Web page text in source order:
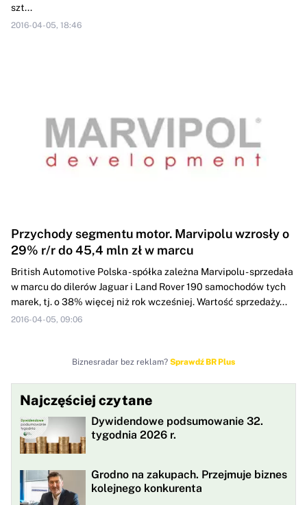
szt...
2016-04-05, 18:46
Przychody segmentu motor. Marvipolu wzrosły o
29% r/r do 45,4 mln zł w marcu
British Automotive Polska - spółka zależna Marvipolu - sprzedała
w marcu do dilerów Jaguar i Land Rover 190 samochodów tych
marek, tj. o 38% więcej niż rok wcześniej. Wartość sprzedaży...
2016-04-05, 09:06
Biznesradar bez reklam? Sprawdź BR Plus
Najczęściej czytane
Dywidendowe podsumowanie 32.
tygodnia 2026 r.
Grodno na zakupach. Przejmuje biznes
kolejnego konkurenta